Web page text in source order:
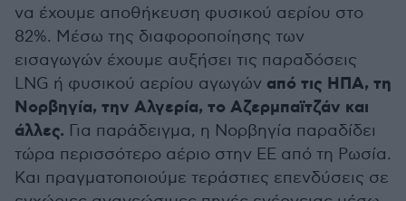
να έχουμε αποθήκευση φυσικού αερίου στο
82%. Μέσω της διαφοροποίησης των
εισαγωγών έχουμε αυξήσει τις παραδόσεις
LNG ή φυσικού αερίου αγωγών από τις ΗΠΑ, τη
Νορβηγία, την Αλγερία, το Αζερμπαϊτζάν και
άλλες. Για παράδειγμα, η Νορβηγία παραδίδει
τώρα περισσότερο αέριο στην ΕΕ από τη Ρωσία.
Και πραγματοποιούμε τεράστιες επενδύσεις σε